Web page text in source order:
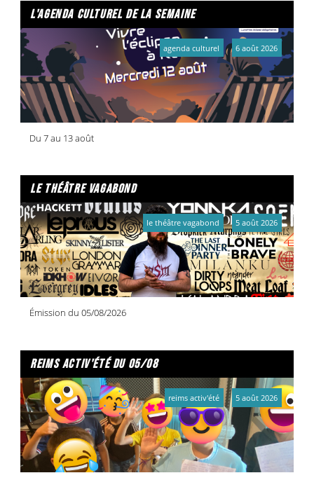
l'agenda culturel de la semaine
Du 7 au 13 août
agenda culturel 6 août 2026
le théâtre vagabond
Émission du 05/08/2026
le théâtre vagabond 5 août 2026
reims activ'été du 05/08
reims activ'été 5 août 2026